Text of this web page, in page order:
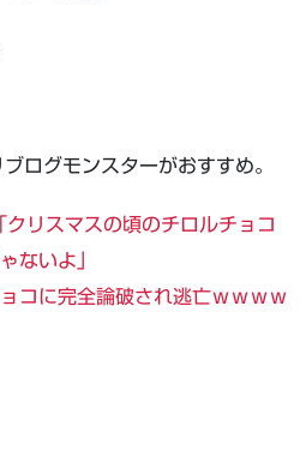
ログモンスターがおすすめ。
リスマスの頃のチロルチョコ
ないよ」
コに完全論破され逃亡ｗｗｗｗ